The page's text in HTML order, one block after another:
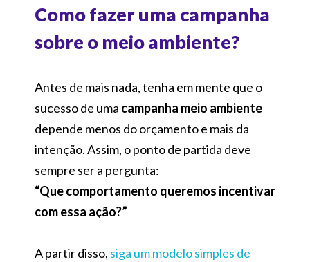
Como fazer uma campanha
sobre o meio ambiente?
Antes de mais nada, tenha em mente que o
sucesso de uma campanha meio ambiente
depende menos do orçamento e mais da
intenção. Assim, o ponto de partida deve
sempre ser a pergunta:
“Que comportamento queremos incentivar
com essa ação?”
A partir disso, siga um modelo simples de